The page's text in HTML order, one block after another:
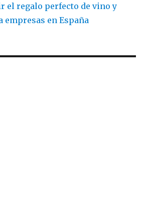
el regalo perfecto de vino y
empresas en España